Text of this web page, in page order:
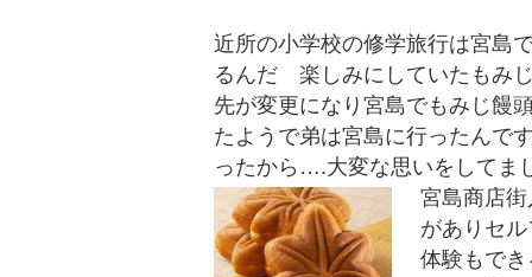
近所の小学校の修学旅行は宮島
るんだ 楽しみにしていたもみ
先が変更になり宮島でもみじ饅
たようで弟は宮島に行ったんで
ったから….大変な思いをしてま
宮島商店
がありセ
体験もで